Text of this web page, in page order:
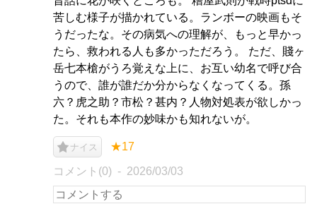
苦しむ様子が描かれている。ランボーの映画もそ
うだったな。その病気への理解が、もっと早かっ
たら、救われる人も多かっただろう。 ただ、賤ヶ
岳七本槍がうろ覚えな上に、お互い幼名で呼び合
うので、誰が誰だか分からなくなってくる。孫
六？虎之助？市松？甚内？人物対処表が欲しかっ
た。それも本作の妙味かも知れないが。
ナイス ★17
コメント(0) 2026/03/03